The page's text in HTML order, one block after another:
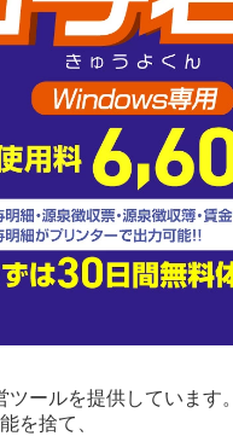
ールを提供しています。
を捨て、